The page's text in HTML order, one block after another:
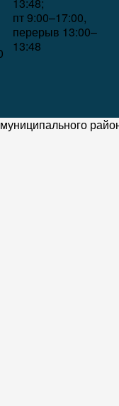
пт 9:00–17:00,
перерыв 13:00–
13:48